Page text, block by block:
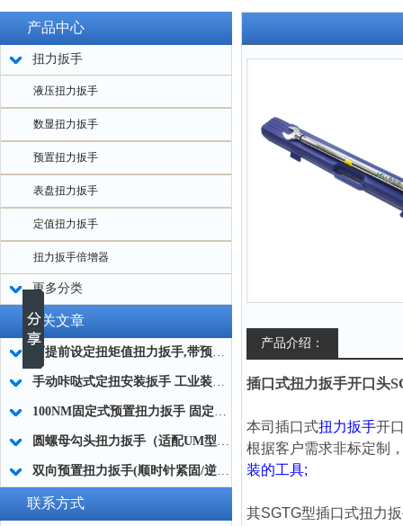
产品中心
扭力扳手
液压扭力扳手
数显扭力扳手
预置扭力扳手
表盘扭力扳手
定值扭力扳手
扭力扳手倍增器
更多分类
相关文章
可提前设定扭矩值扭力扳手,带预设锁定扭力扳手防止过拧厂家
手动咔哒式定扭安装扳手 工业装配咔哒式扭矩安装工具100NM
100NM固定式预置扭力扳手 固定预置型扭矩扳手 不可调预置式扭力扳手
圆螺母勾头扭力扳手（适配UM型螺母，汽车变速箱维修专用）
双向预置扭力扳手(顺时针紧固/逆时针反螺纹安装)
联系方式
产品介绍：
插口式扭力扳手开口头
本司 插口式扭力扳手开
根据客户需求非标定制
装的工具;
其SGTG型插口式扭力